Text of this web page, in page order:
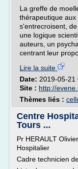
La greffe de
thérapeutique
s'entrecroisent,
une logique
auteurs, un
centrant leur
Lire la suite
Date: 2019-05-21
Site : http://
Thèmes liés :
Centre
Tours ...
Pr HERAULT
Hospitalier
Cadre technicien